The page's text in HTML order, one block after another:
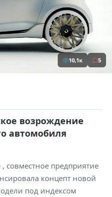
10,1к 5
возрождение
автомобиля
совместное предприятие
концепт новой
под индексом